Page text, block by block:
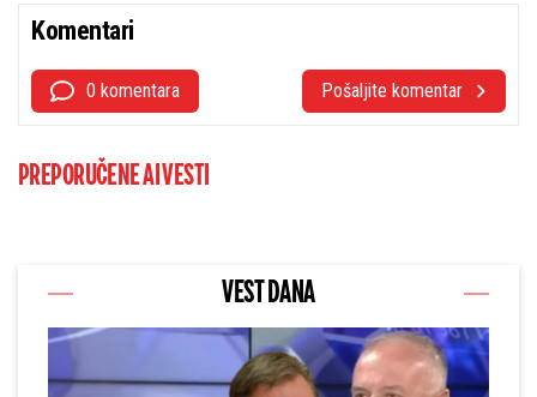
Komentari
0 komentara Pošaljite komentar
PREPORUČENE AI VESTI
VEST DANA